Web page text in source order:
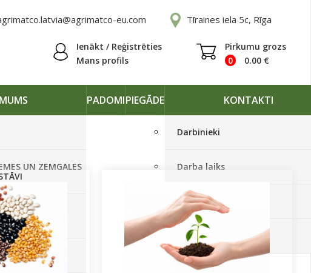
eu.com Tīraines iela 5c, Rīga
Ienākt / Reģistrēties
Mans profils
Pirkumu grozs
0
0.00 €
UN ZEMGALES
RĪGĀ
PADOMIPIEGĀDE KONTAKTI
Darbinieki
Darba laiks
Rekvizīti
Piegādes grafiki